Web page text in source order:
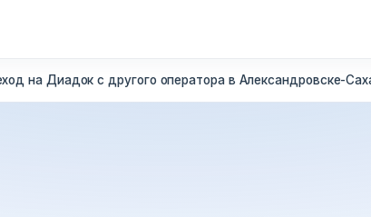
на Диадок с другого оператора в Александровске-